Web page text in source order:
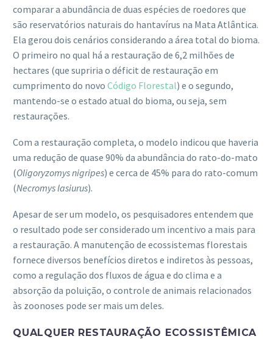
comparar a abundância de duas espécies de roedores que
são reservatórios naturais do hantavírus na Mata Atlântica.
Ela gerou dois cenários considerando a área total do bioma.
O primeiro no qual há a restauração de 6,2 milhões de
hectares (que supriria o déficit de restauração em
cumprimento do novo Código Florestal) e o segundo,
mantendo-se o estado atual do bioma, ou seja, sem
restaurações.
Com a restauração completa, o modelo indicou que haveria
uma redução de quase 90% da abundância do rato-do-mato
(Oligoryzomys nigripes) e cerca de 45% para do rato-comum
(Necromys lasiurus).
Apesar de ser um modelo, os pesquisadores entendem que
o resultado pode ser considerado um incentivo a mais para
a restauração. A manutenção de ecossistemas florestais
fornece diversos benefícios diretos e indiretos às pessoas,
como a regulação dos fluxos de água e do clima e a
absorção da poluição, o controle de animais relacionados
às zoonoses pode ser mais um deles.
QUALQUER RESTAURAÇÃO ECOSSISTÊMICA